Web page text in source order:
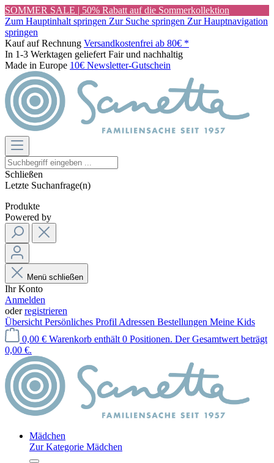
SOMMER SALE | 50% Rabatt auf die Sommerkollektion
Zum Hauptinhalt springen Zur Suche springen Zur Hauptnavigation
springen
Kauf auf Rechnung Versandkostenfrei ab 80€ *
In 1-3 Werktagen geliefert Fair und nachhaltig
Made in Europe 10€ Newsletter-Gutschein
Schließen
Letzte Suchanfrage(n)
Produkte
Powered by
Menü schließen
Ihr Konto
Anmelden
oderregistrieren
Übersicht Persönliches Profil Adressen Bestellungen Meine Kids
0,00 € Warenkorb enthält 0 Positionen. Der Gesamtwert beträgt
0,00 €.
Mädchen
Zur Kategorie Mädchen